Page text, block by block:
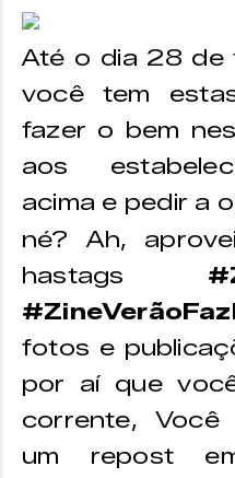
Até o dia 28 de
você tem
fazer o bem
aos
acima e pedir a
né? Ah,
hastags
fotos e
por aí que
corrente,
um repost